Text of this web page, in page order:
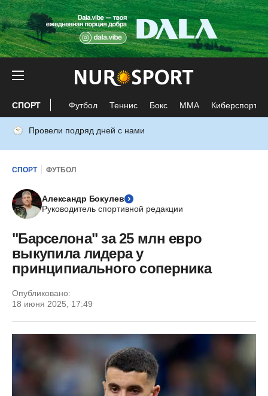
СПОРТ Футбол Теннис Бокс ММА Киберспорт
Провели подряд дней с нами
СПОРТ ФУТБОЛ
Александр Бокулев
Руководитель спортивной редакции
"Барселона" за 25 млн евро
выкупила лидера у
принципиального соперника
Опубликовано:
18 июня 2025, 17:49